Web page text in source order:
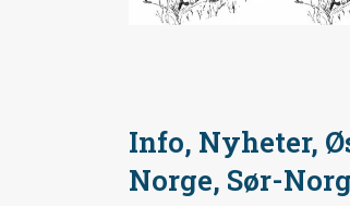
Info, Nyheter,
Norge, Sør-